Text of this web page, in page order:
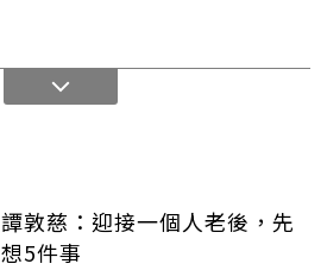
譚敦慈：迎接一個人老後，先
想5件事